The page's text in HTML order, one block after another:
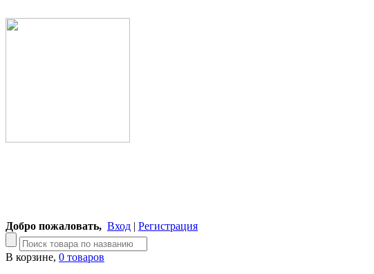
Добро пожаловать, Вход | Регистрация
В корзине, 0 товаров